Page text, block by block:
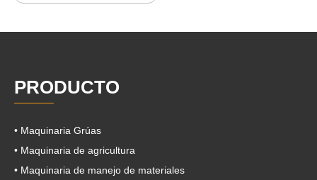
PRODUCTO
• Maquinaria Grúas
• Maquinaria de agricultura
• Maquinaria de manejo de materiales